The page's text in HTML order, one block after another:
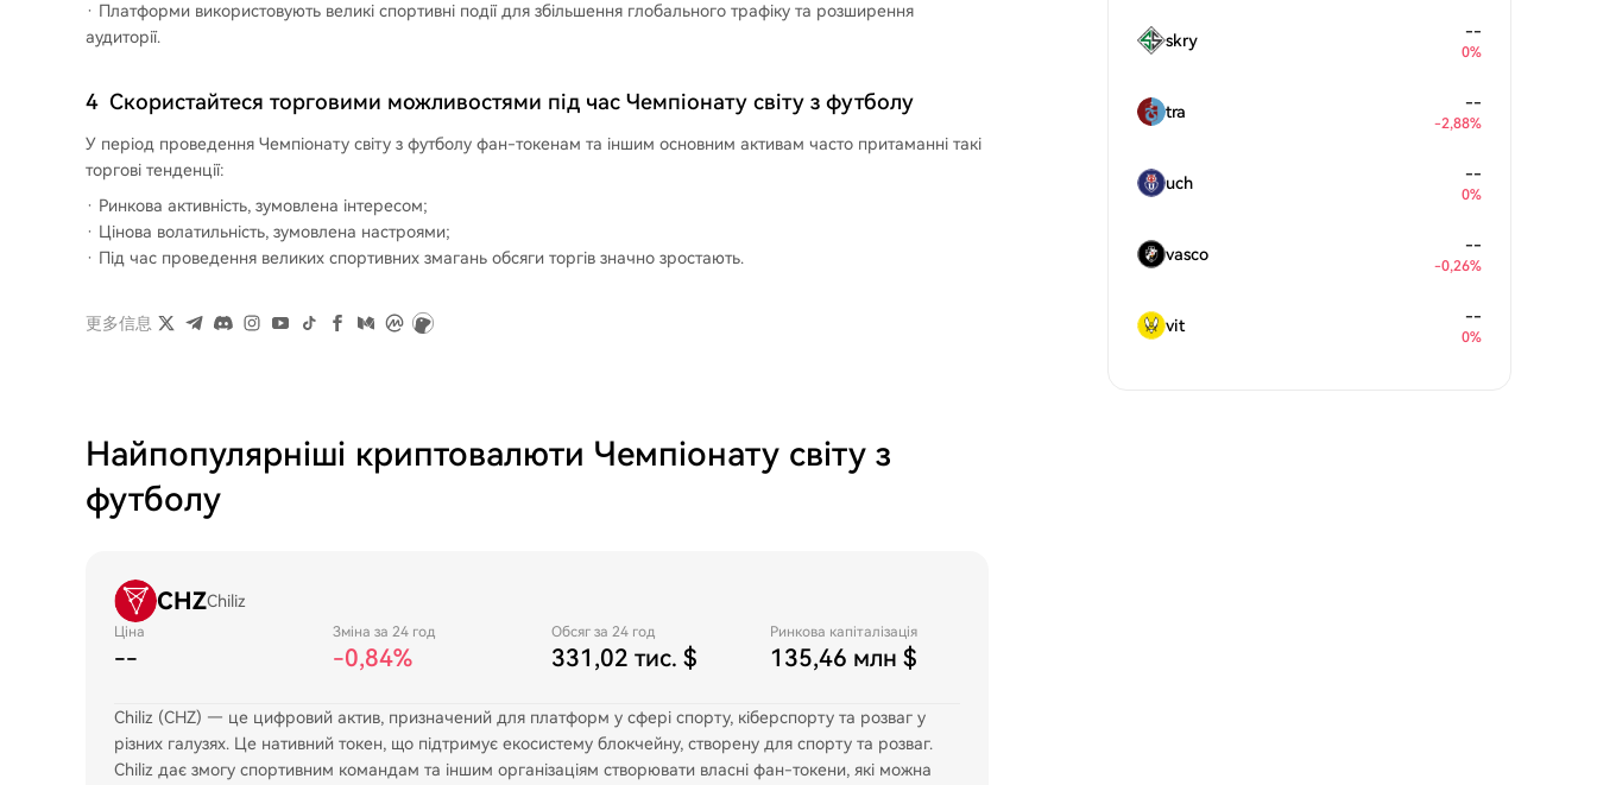
Платформи використовують великі спортивні події для збільшення глобального трафіку та розширення
аудиторії.
4 Скористайтеся торговими можливостями під час Чемпіонату світу з футболу
У період проведення Чемпіонату світу з футболу фан-токенам та іншим основним активам часто притаманні такі
торгові тенденції:
Ринкова активність, зумовлена інтересом;
Цінова волатильність, зумовлена настроями;
Під час проведення великих спортивних змагань обсяги торгів значно зростають.
更多信息
Найпопулярніші криптовалюти Чемпіонату світу з
футболу
CHZChiliz
Ціна
--
Зміна за 24 год
-0,84%
Обсяг за 24 год
331,02 тис. $
Ринкова капіталізація
135,46 млн $
Chiliz (CHZ) — це цифровий актив, призначений для платформ у сфері спорту, кіберспорту та розваг у
різних галузях. Це нативний токен, що підтримує екосистему блокчейну, створену для спорту та розваг.
Chiliz дає змогу спортивним командам та іншим організаціям створювати власні фан-токени, які можна
skry --
0%
tra --
-2,88%
uch --
0%
vasco --
-0,26%
vit --
0%